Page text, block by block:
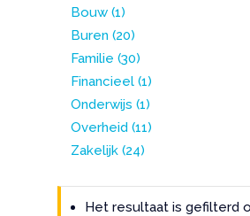
Bouw(1)
Buren (20)
Familie (30)
Financieel(1)
Onderwijs (1)
Overheid (11)
Zakelijk(24)
Het resultaat is gefilterd